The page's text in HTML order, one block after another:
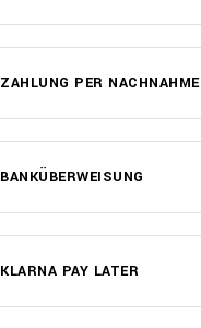
ZAHLUNG PER NACHNAHME
BANKÜBERWEISUNG
KLARNA PAY LATER